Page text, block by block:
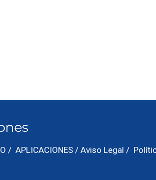
/ APLICACIONES / Aviso Legal /